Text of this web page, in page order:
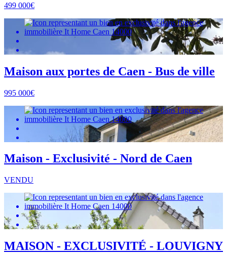
499 000€
Maison aux portes de Caen - Bus de ville
995 000€
Maison - Exclusivité - Nord de Caen
VENDU
MAISON - EXCLUSIVITÉ - LOUVIGNY